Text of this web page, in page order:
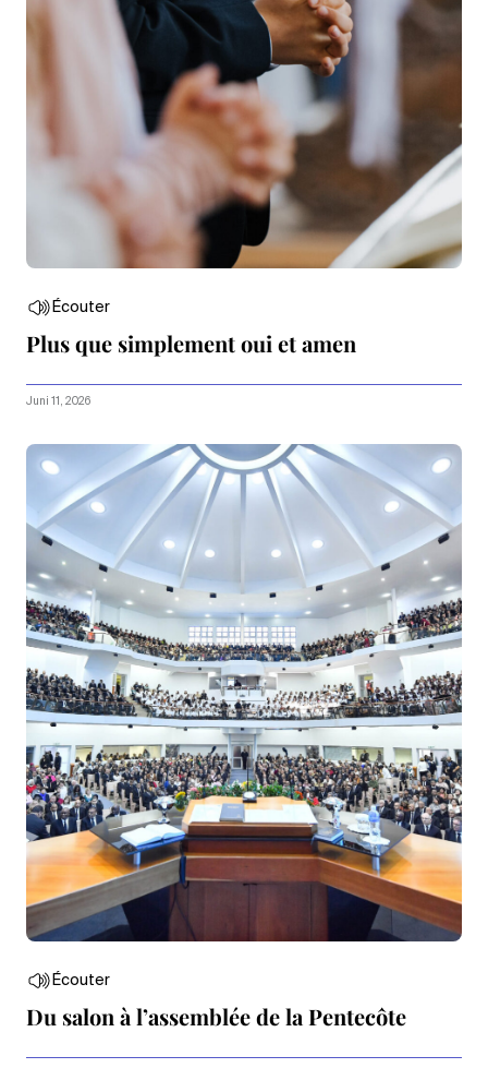
Écouter
Plus que simplement oui et amen
Juni 11, 2026
Écouter
Du salon à l’assemblée de la Pentecôte